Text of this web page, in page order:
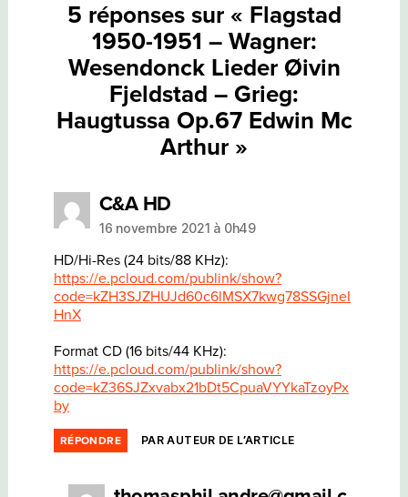
5 réponses sur « Flagstad
1950-1951 – Wagner:
Wesendonck Lieder Øivin
Fjeldstad – Grieg:
Haugtussa Op.67 Edwin Mc
Arthur »
C&A HDdit :
16 novembre 2021 à 0h49
HD/Hi-Res (24 bits/88 KHz):
https://e.pcloud.com/publink/show?
code=kZH3SJZHUJd60c6lMSX7kwg78SSGjneI
HnX
Format CD (16 bits/44 KHz):
https://e.pcloud.com/publink/show?
code=kZ36SJZxvabx21bDt5CpuaVYYkaTzoyPx
by
RÉPONDRE PAR AUTEUR DE L’ARTICLE